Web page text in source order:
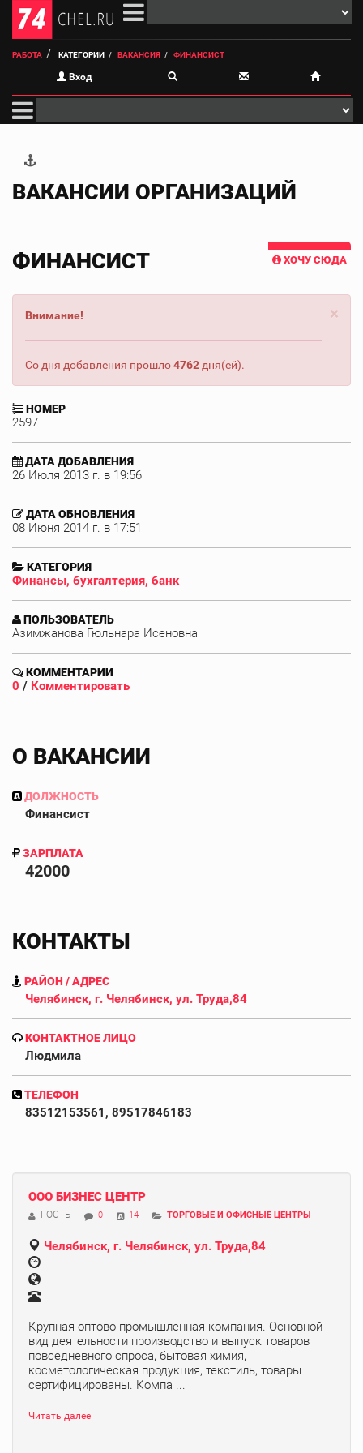
РАБОТА КАТЕГОРИИ ВАКАНСИЯ ФИНАНСИСТ
Вход
ВАКАНСИИ ОРГАНИЗАЦИЙ
ХОЧУ СЮДА
ФИНАНСИСТ
×
Внимание!
Со дня добавления прошло4762 дня(ей).
НОМЕР
2597
ДАТА ДОБАВЛЕНИЯ
26 Июля 2013 г. в 19:56
ДАТА ОБНОВЛЕНИЯ
08 Июня 2014 г. в 17:51
КАТЕГОРИЯ
Финансы, бухгалтерия, банк
ПОЛЬЗОВАТЕЛЬ
Азимжанова Гюльнара Исеновна
КОММЕНТАРИИ
0 / Комментировать
О ВАКАНСИИ
ДОЛЖНОСТЬ
Финансист
ЗАРПЛАТА
42000
КОНТАКТЫ
РАЙОН / АДРЕС
Челябинск, г. Челябинск, ул. Труда,84
КОНТАКТНОЕ ЛИЦО
Людмила
ТЕЛЕФОН
83512153561, 89517846183
ООО БИЗНЕС ЦЕНТР
ГОСТЬ 0 14 ТОРГОВЫЕ И ОФИСНЫЕ ЦЕНТРЫ
Челябинск, г. Челябинск, ул. Труда,84
Крупная оптово-промышленная компания. Основной
вид деятельности производство и выпуск товаров
повседневного спроса, бытовая химия,
косметологическая продукция, текстиль, товары
сертифицированы. Компа ...
Читать далее